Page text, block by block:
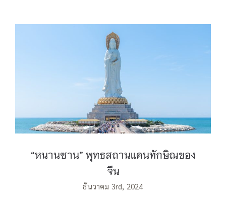
“หนานซาน” พุทธสถานแดนทักษิณของจีน
“หนานซาน” พุทธสถานแดนทักษิณของ
จีน
ธันวาคม 3rd, 2024